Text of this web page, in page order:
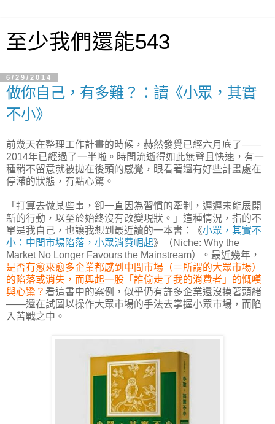
至少我們還能543
6/29/2014
做你自己，有多難？：讀《小眾，其實
不小》
前幾天在整理工作計畫的時候，赫然發覺已經六月底了——
2014年已經過了一半啦。時間流逝得如此無聲且快速，有一
種稍不留意就被拋在後頭的感覺，眼看著還有好些計畫處在
停滯的狀態，有點心驚。
「打算去做某些事，卻一直因為習慣的牽制，遲遲未能展開
新的行動，以至於始終沒有改變現狀。」這種情況，指的不
單是我自己，也讓我想到最近讀的一本書：《小眾，其實不
小：中間市場陷落，小眾消費崛起》（Niche: Why the
Market No Longer Favours the Mainstream）。最近幾年，
是否有愈來愈多企業都感到中間市場（＝所謂的大眾市場）
的陷落或消失，而興起一股「誰偷走了我的消費者」的慨嘆
與心驚？ 看這書中的案例，似乎仍有許多企業還沒摸著頭緒
——還在試圖以操作大眾市場的手法去掌握小眾市場，而陷
入苦戰之中。